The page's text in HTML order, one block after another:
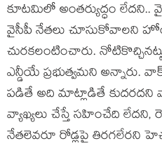
కూటమిలో అంతర్యుద్ధం లేదని..
వైసీపీ నేతలు చూసుకోవాలని
చురకలంటించారు.
ఎన్డీయే ప్రభుత్వమని అన్నారు.
పడితే అది మాట్లాడితే కుదరదని
వ్యాఖ్యలు చేస్తే సహించేది
నేతలెవరూ రోడ్లపై తిరగలేరని